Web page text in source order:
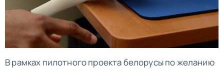
В рамках пилотного проекта белорусы по желанию